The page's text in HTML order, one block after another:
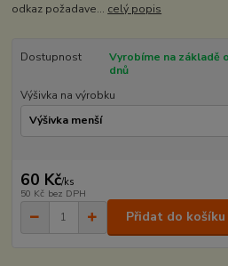
odkaz požadave... celý popis
Dostupnost
Vyrobíme na základě
dnů
Výšivka na výrobku
60 Kč/ks
50 Kč bez DPH
Přidat do košíku